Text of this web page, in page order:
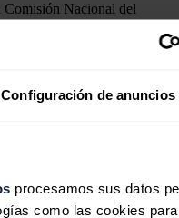
Configuración de anuncios
procesamos sus datos
como las cookies para
Nacional del
nombrado como nuevo